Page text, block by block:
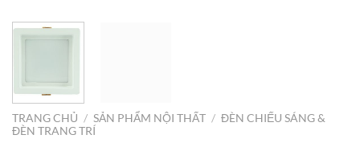
TRANG CHỦ / SẢN PHẨM NỘI THẤT / ĐÈN CHIẾU SÁNG &
ĐÈN TRANG TRÍ